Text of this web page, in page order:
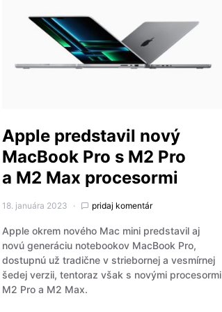
Apple predstavil nový
MacBook Pro s M2 Pro
a M2 Max procesormi
18. januára 2023 pridaj komentár
Apple okrem nového Mac mini predstavil aj
novú generáciu notebookov MacBook Pro,
dostupnú už tradične v striebornej a vesmírnej
šedej verzii, tentoraz však s novými procesormi
M2 Pro a M2 Max.